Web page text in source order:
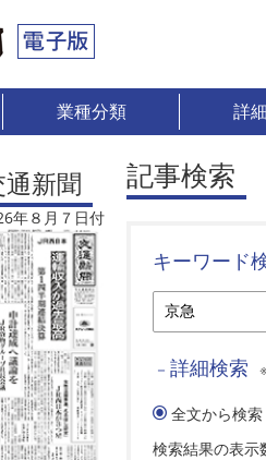
業種分類 詳
新聞
年８月７日付
記事検索
キーワード
－ 詳細検索
全文から検索
検索結果の表示